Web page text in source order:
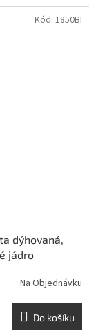
dýhovaná,
jádro
Na Objednávku
Do košíku
Kód: 1850BI